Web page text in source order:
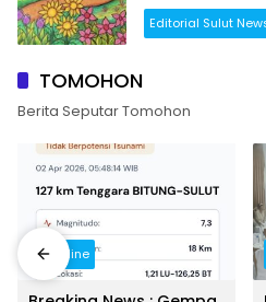
Editorial Sulut
TOMOHON
Berita Seputar Tomohon
Headline